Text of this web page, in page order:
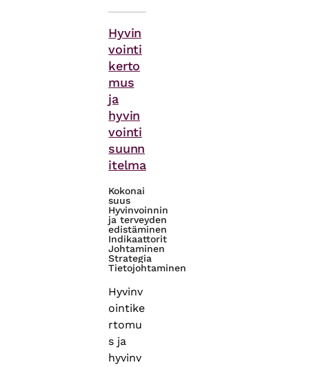
Hyvin
vointi
kerto
mus
ja
hyvin
vointi
suunn
itelma
Kokonai
suus
Hyvinvoinnin
ja terveyden
edistäminen
Indikaattorit
Johtaminen
Strategia
Tietojohtaminen
Hyvinv
ointike
rtomu
s ja
hyvinv